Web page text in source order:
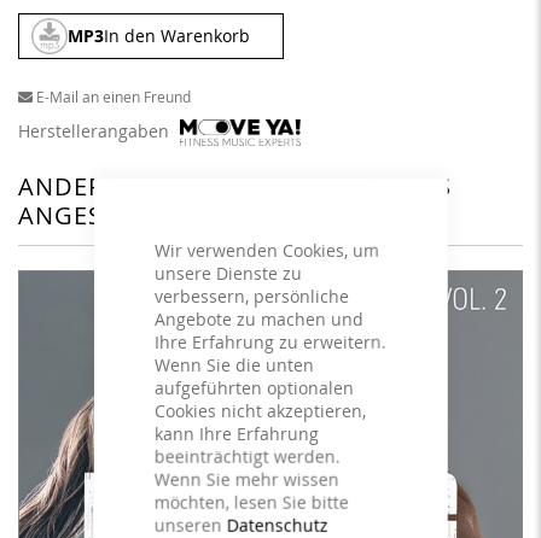
Wir verwenden Cookies, um
unsere Dienste zu
verbessern, persönliche
Angebote zu machen und
Ihre Erfahrung zu erweitern.
Wenn Sie die unten
aufgeführten optionalen
Cookies nicht akzeptieren,
kann Ihre Erfahrung
beeinträchtigt werden.
Wenn Sie mehr wissen
möchten, lesen Sie bitte
unseren Datenschutz
MP3In den Warenkorb
E-Mail an einen Freund
Herstellerangaben
ANDERE KUNDEN HABEN SICH DAS
ANGESEHEN